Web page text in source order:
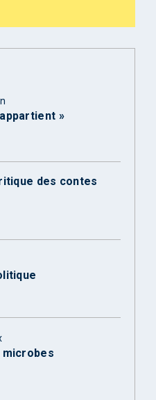
»
des contes
microbes